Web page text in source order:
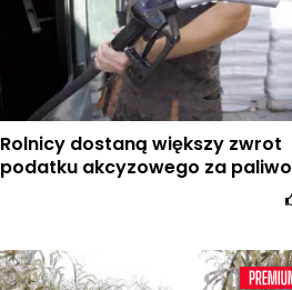
Rolnicy dostaną większy zwrot
podatku akcyzowego za paliwo